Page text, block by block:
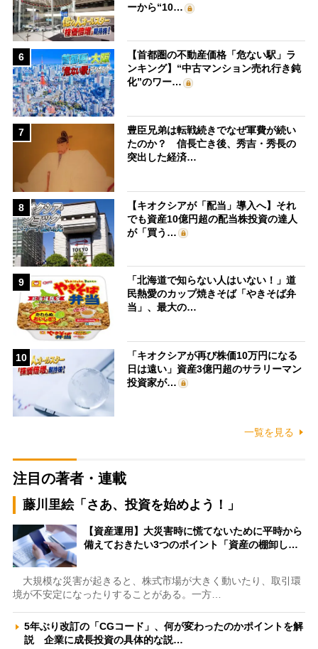
ーから“10…
6
【首都圏の不動産価格「危ない駅」ラ
ンキング】“中古マンション売れ行き鈍
化”のワー…
7
豊臣兄弟は転戦続きでなぜ軍費が続い
たのか？ 信長亡き後、秀吉・秀長の
突出した経済…
8
【キオクシアが「配当」導入へ】それ
でも資産10億円超の配当株投資の達人
が「買う…
9
「北海道で知らない人はいない！」道
民熱愛のカップ焼きそば「やきそば弁
当」、最大の…
10
「キオクシアが再び株価10万円になる
日は遠い」資産3億円超のサラリーマン
投資家が…
一覧を見る
注目の著者・連載
藤川里絵「さあ、投資を始めよう！」
【資産運用】大災害時に慌てないために平時から
備えておきたい3つのポイント「資産の棚卸し…
大規模な災害が起きると、株式市場が大きく動いたり、取引環
境が不安定になったりすることがある。一方…
5年ぶり改訂の「CGコード」、何が変わったのかポイントを解
説 企業に成長投資の具体的な説…